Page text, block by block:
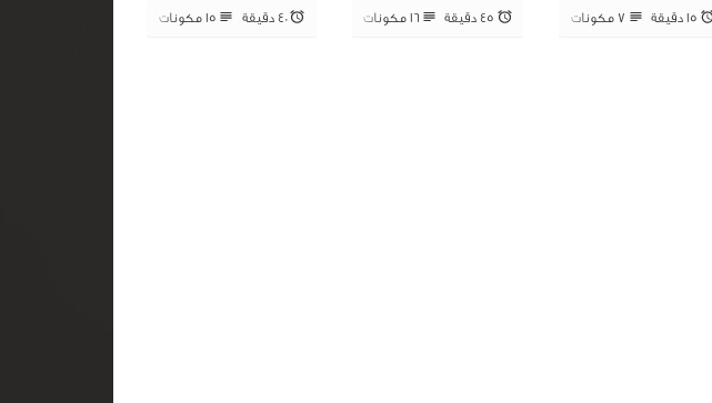
15 ‎دقيقة 7 ‎مكونات 45 ‎دقيقة 16 ‎مكونات 40 ‎دقيقة 15 ‎مكونات